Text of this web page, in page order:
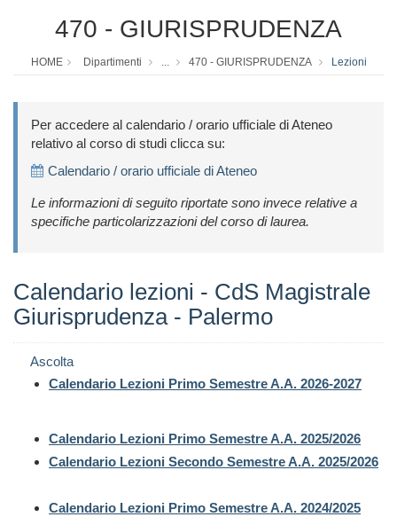
470 - GIURISPRUDENZA
HOME Dipartimenti ... 470 - GIURISPRUDENZA Lezioni
Per accedere al calendario / orario ufficiale di Ateneo
relativo al corso di studi clicca su:
Calendario / orario ufficiale di Ateneo
Le informazioni di seguito riportate sono invece relative a
specifiche particolarizzazioni del corso di laurea.
Calendario lezioni - CdS Magistrale
Giurisprudenza - Palermo
Ascolta
Calendario Lezioni Primo Semestre A.A. 2026-2027
Calendario Lezioni Primo Semestre A.A. 2025/2026
Calendario Lezioni Secondo Semestre A.A. 2025/2026
Calendario Lezioni Primo Semestre A.A. 2024/2025